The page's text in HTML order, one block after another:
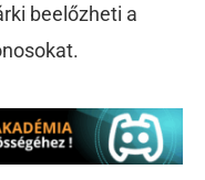
beelőzheti a